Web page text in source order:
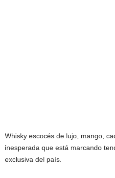
Whisky escocés de lujo, mango,
inesperada que está marcando
exclusiva del país.